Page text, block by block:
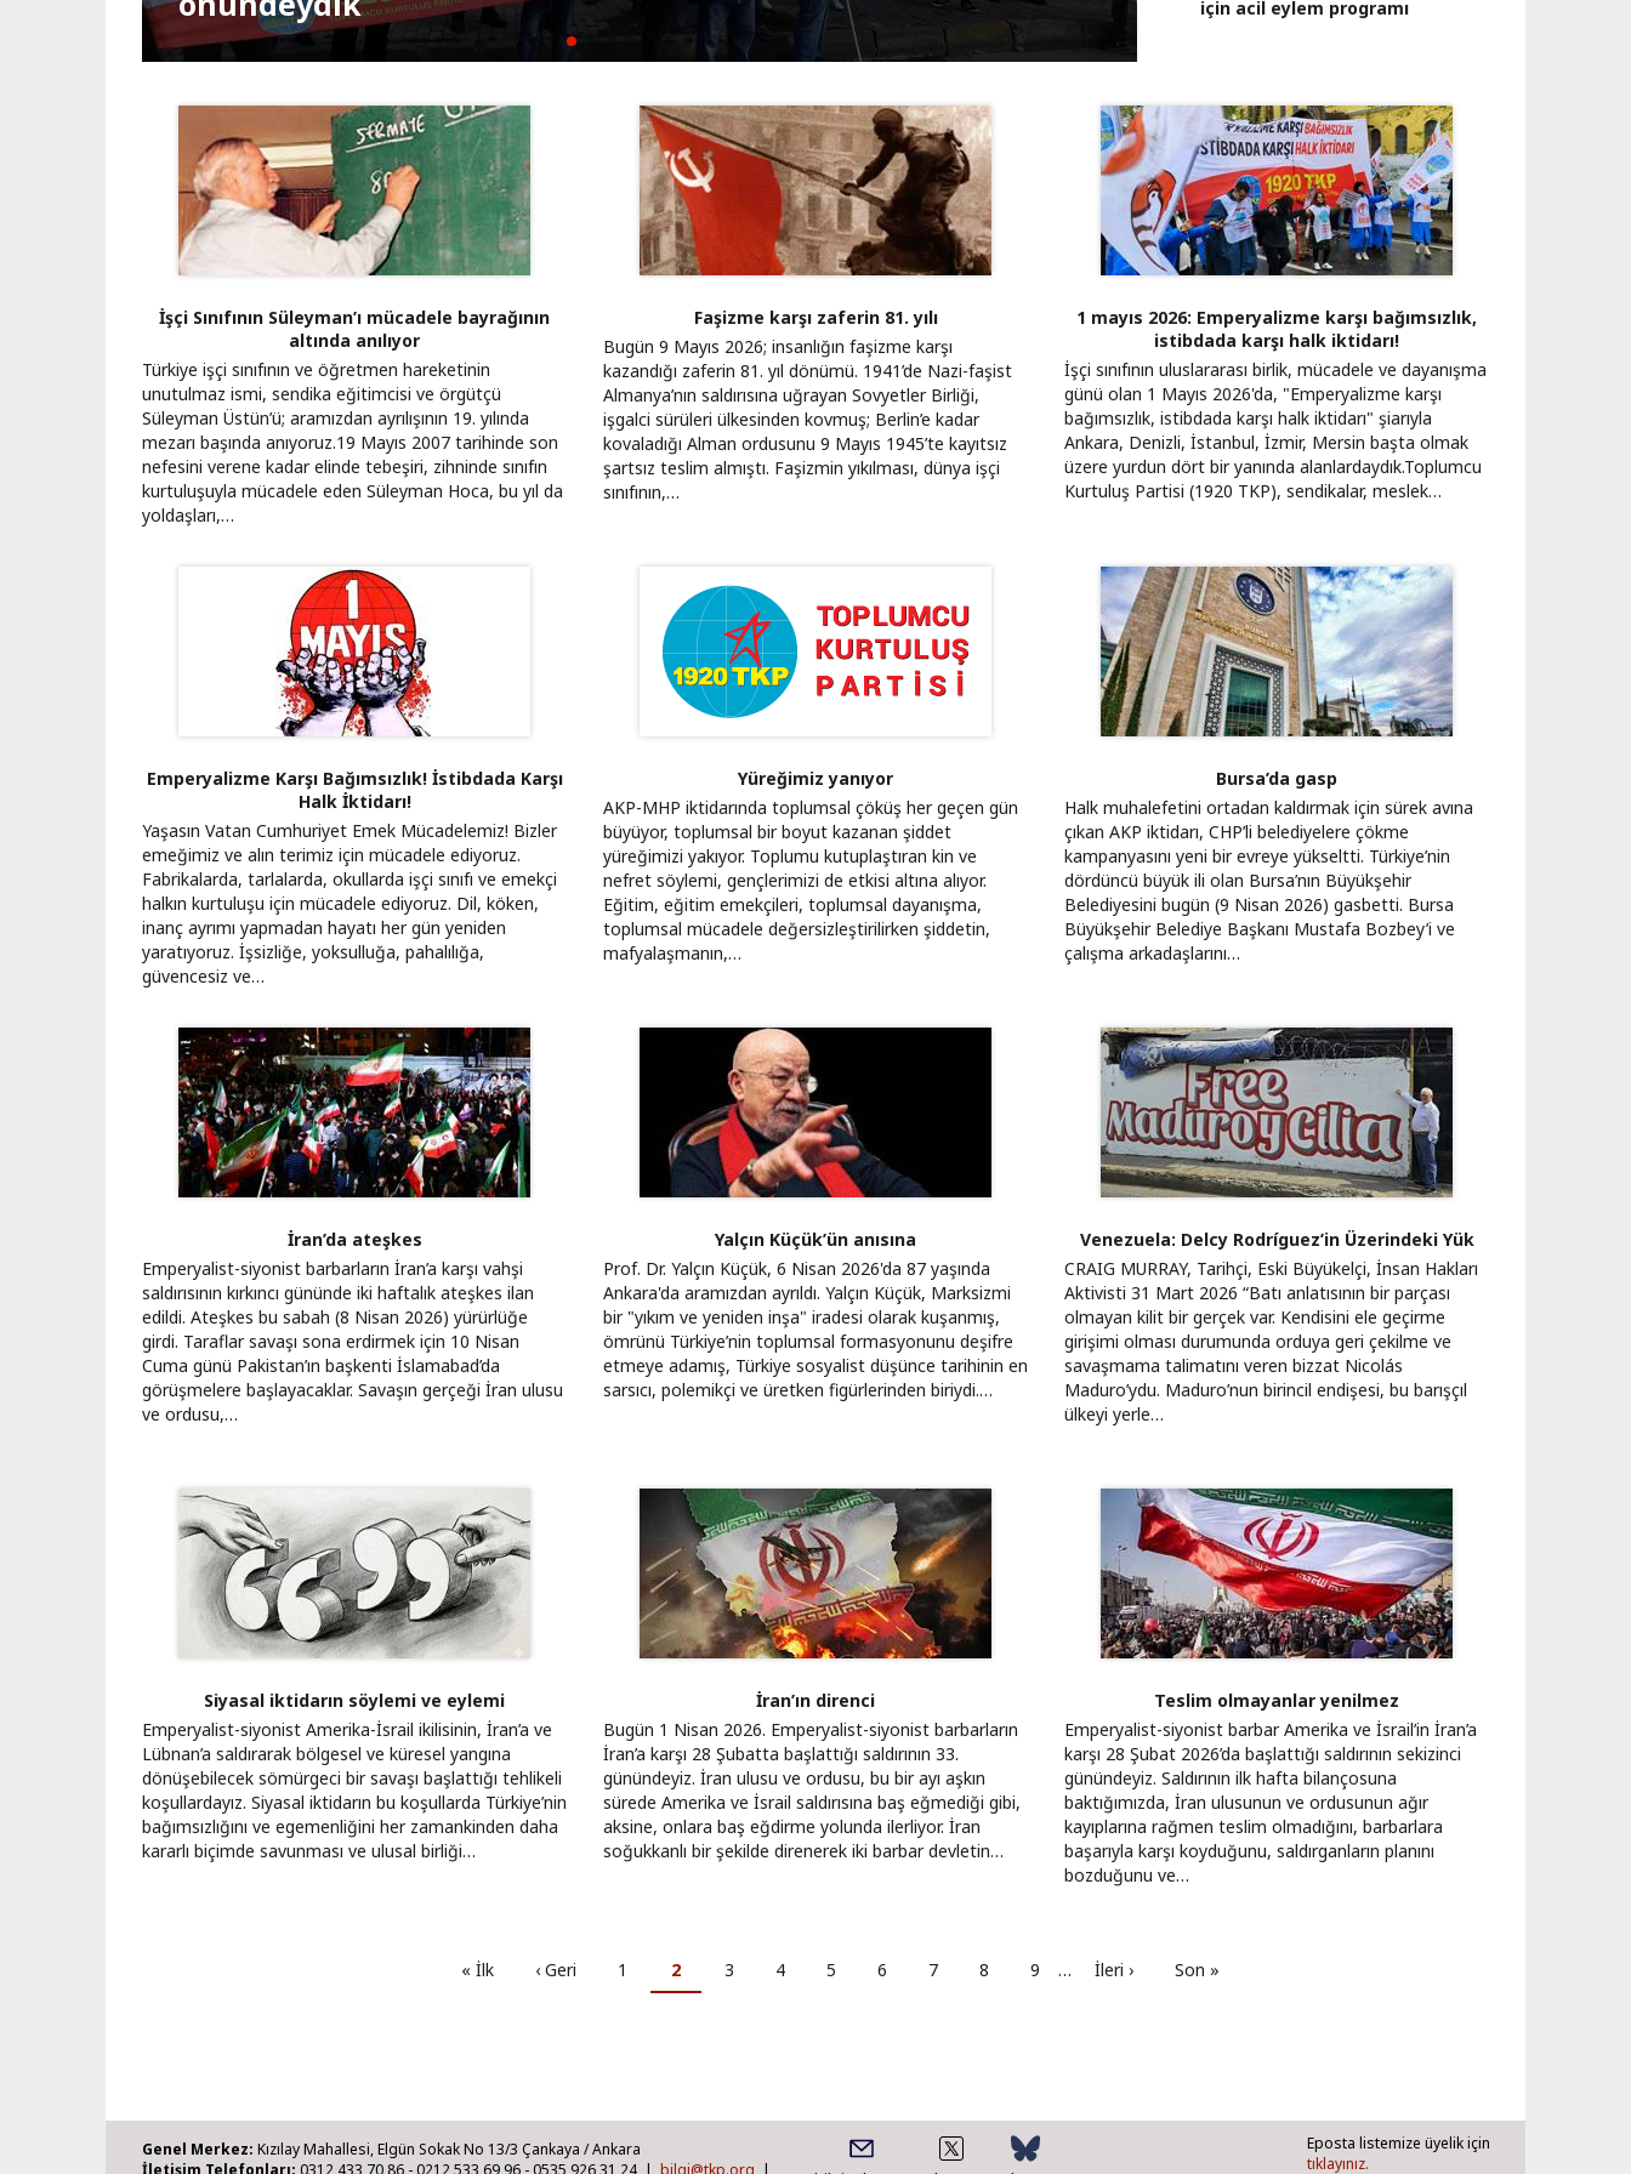
için acil eylem programı
İşçi Sınıfının Süleyman’ı mücadele bayrağının
altında anılıyor
Türkiye işçi sınıfının ve öğretmen hareketinin
unutulmaz ismi, sendika eğitimcisi ve örgütçü
Süleyman Üstün’ü; aramızdan ayrılışının 19. yılında
mezarı başında anıyoruz. ​19 Mayıs 2007 tarihinde son
nefesini verene kadar elinde tebeşiri, zihninde sınıfın
kurtuluşuyla mücadele eden Süleyman Hoca, bu yıl da
yoldaşları,…
Faşizme karşı zaferin 81. yılı
Bugün 9 Mayıs 2026; insanlığın faşizme karşı
kazandığı zaferin 81. yıl dönümü. 1941’de Nazi-faşist
Almanya’nın saldırısına uğrayan Sovyetler Birliği,
işgalci sürüleri ülkesinden kovmuş; Berlin’e kadar
kovaladığı Alman ordusunu 9 Mayıs 1945’te kayıtsız
şartsız teslim almıştı. Faşizmin yıkılması, dünya işçi
sınıfının,…
1 mayıs 2026: Emperyalizme karşı bağımsızlık,
istibdada karşı halk iktidarı!
İşçi sınıfının uluslararası birlik, mücadele ve dayanışma
günü olan 1 Mayıs 2026'da, "Emperyalizme karşı
bağımsızlık, istibdada karşı halk iktidarı" şiarıyla
Ankara, Denizli, İstanbul, İzmir, Mersin başta olmak
üzere yurdun dört bir yanında alanlardaydık. ​Toplumcu
Kurtuluş Partisi (1920 TKP), sendikalar, meslek…
Emperyalizme Karşı Bağımsızlık! İstibdada Karşı
Halk İktidarı!
Yaşasın Vatan Cumhuriyet Emek Mücadelemiz! Bizler
emeğimiz ve alın terimiz için mücadele ediyoruz.
Fabrikalarda, tarlalarda, okullarda işçi sınıfı ve emekçi
halkın kurtuluşu için mücadele ediyoruz. Dil, köken,
inanç ayrımı yapmadan hayatı her gün yeniden
yaratıyoruz. İşsizliğe, yoksulluğa, pahalılığa,
güvencesiz ve…
Yüreğimiz yanıyor
AKP-MHP iktidarında toplumsal çöküş her geçen gün
büyüyor, toplumsal bir boyut kazanan şiddet
yüreğimizi yakıyor. Toplumu kutuplaştıran kin ve
nefret söylemi, gençlerimizi de etkisi altına alıyor.
Eğitim, eğitim emekçileri, toplumsal dayanışma,
toplumsal mücadele değersizleştirilirken şiddetin,
mafyalaşmanın,…
Bursa’da gasp
Halk muhalefetini ortadan kaldırmak için sürek avına
çıkan AKP iktidarı, CHP’li belediyelere çökme
kampanyasını yeni bir evreye yükseltti. Türkiye’nin
dördüncü büyük ili olan Bursa’nın Büyükşehir
Belediyesini bugün (9 Nisan 2026) gasbetti. Bursa
Büyükşehir Belediye Başkanı Mustafa Bozbey’i ve
çalışma arkadaşlarını…
İran’da ateşkes
Emperyalist-siyonist barbarların İran’a karşı vahşi
saldırısının kırkıncı gününde iki haftalık ateşkes ilan
edildi. Ateşkes bu sabah (8 Nisan 2026) yürürlüğe
girdi. Taraflar savaşı sona erdirmek için 10 Nisan
Cuma günü Pakistan’ın başkenti İslamabad’da
görüşmelere başlayacaklar. Savaşın gerçeği İran ulusu
ve ordusu,…
Yalçın Küçük’ün anısına
Prof. Dr. Yalçın Küçük, 6 Nisan 2026'da 87 yaşında
Ankara'da aramızdan ayrıldı. Yalçın Küçük, Marksizmi
bir "yıkım ve yeniden inşa" iradesi olarak kuşanmış,
ömrünü Türkiye’nin toplumsal formasyonunu deşifre
etmeye adamış, Türkiye sosyalist düşünce tarihinin en
sarsıcı, polemikçi ve üretken figürlerinden biriydi.…
Venezuela: Delcy Rodríguez’in Üzerindeki Yük
CRAIG MURRAY, Tarihçi, Eski Büyükelçi, İnsan Hakları
Aktivisti 31 Mart 2026 “Batı anlatısının bir parçası
olmayan kilit bir gerçek var. Kendisini ele geçirme
girişimi olması durumunda orduya geri çekilme ve
savaşmama talimatını veren bizzat Nicolás
Maduro’ydu. Maduro’nun birincil endişesi, bu barışçıl
ülkeyi yerle…
Siyasal iktidarın söylemi ve eylemi
Emperyalist-siyonist Amerika-İsrail ikilisinin, İran’a ve
Lübnan’a saldırarak bölgesel ve küresel yangına
dönüşebilecek sömürgeci bir savaşı başlattığı tehlikeli
koşullardayız. Siyasal iktidarın bu koşullarda Türkiye’nin
bağımsızlığını ve egemenliğini her zamankinden daha
kararlı biçimde savunması ve ulusal birliği…
İran’ın direnci
Bugün 1 Nisan 2026. Emperyalist-siyonist barbarların
İran’a karşı 28 Şubatta başlattığı saldırının 33.
günündeyiz. İran ulusu ve ordusu, bu bir ayı aşkın
sürede Amerika ve İsrail saldırısına baş eğmediği gibi,
aksine, onlara baş eğdirme yolunda ilerliyor. İran
soğukkanlı bir şekilde direnerek iki barbar devletin…
Teslim olmayanlar yenilmez
Emperyalist-siyonist barbar Amerika ve İsrail’in İran’a
karşı 28 Şubat 2026’da başlattığı saldırının sekizinci
günündeyiz. Saldırının ilk hafta bilançosuna
baktığımızda, İran ulusunun ve ordusunun ağır
kayıplarına rağmen teslim olmadığını, barbarlara
başarıyla karşı koyduğunu, saldırganların planını
bozduğunu ve…
Sayfalama
İlk
« İlk Önceki
‹ Geri Sayfa
1 Şu
an
2 Sayfa
3 Sayfa
4 Sayfa
5 Sayfa
6 Sayfa
7 Sayfa
8 Sayfa
9 … Sonraki
İleri › Son
Son »
Genel Merkez: Kızılay Mahallesi, Elgün Sokak No 13/3 Çankaya / Ankara
İletişim Telefonları: 0312 433 70 86 - 0212 533 69 96 - 0535 926 31 24 | bilgi@tkp.org |
Eposta listemize üyelik için
tıklayınız.